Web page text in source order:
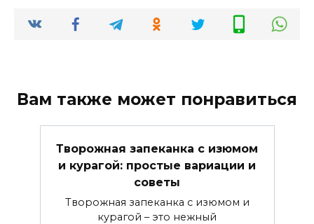
Вам также может понравиться
Творожная запеканка с изюмом
и курагой: простые вариации и
советы
Творожная запеканка с изюмом и
курагой – это нежный